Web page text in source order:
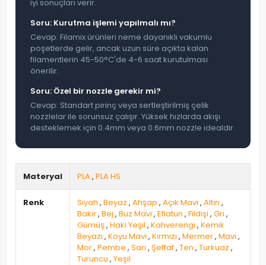
iyi sonuçları verir.
Soru: Kurutma işlemi yapılmalı mı?
Cevap: Filamix ürünleri neme dayanıklı vakumlu
poşetlerde gelir, ancak uzun süre açıkta kalan
filamentlerin 45-50°C'de 4-6 saat kurutulması
önerilir.
Soru: Özel bir nozzle gerekir mi?
Cevap: Standart pirinç veya sertleştirilmiş çelik
nozzlelar ile sorunsuz çalışır. Yüksek hızlarda akışı
desteklemek için 0.4mm veya 0.6mm nozzle idealdir.
Materyal PLA, PLA HS
Renk Siyah , Beyaz , Ahşap , Açık Mavi , Altın ,
Bakır, Bej , Buz Mavi , Eflatun , Fildişi , Gri ,
Gümüş , Haki Yeşil , Kahverengi , Kemik
Beyazı , Koyu Mavi , Kırmızı , Mermer, Mavi ,
Mor, Pembe , Sarı , Şeffaf, Ten , Turkuaz ,
Turuncu , Yeşil